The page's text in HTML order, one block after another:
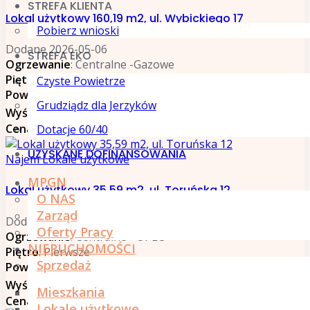
STREFA KLIENTA
Pobierz wnioski
STREFA EKO
Czyste Powietrze
Grudziądz dla Jerzyków
Dotacje 60/40
UZYSKANE DOFINANSOWANIA
MPGN
O NAS
Zarząd
Oferty Pracy
NIERUCHOMOŚCI
Sprzedaż
Mieszkania
Lokal użytkowy 160,19 m2, ul. Wybickiego 17
Dodane 2026-05-06
Ogrzewanie: Centralne -Gazowe
Piętro: Parter
Powierzchnia
Wyświetlono:87
Cena
: 2 402,85 PLN
Najem Lokale użytkowe
Lokal użytkowy 35,59 m2, ul. Toruńska 12
Dodane 2026-05-18
Ogrzewanie: Centralne - OPEC
Piętro: Pierwsze
Powierzchnia: 35,59 m²
Wyświetlono:
Cena : 320,31 PLN